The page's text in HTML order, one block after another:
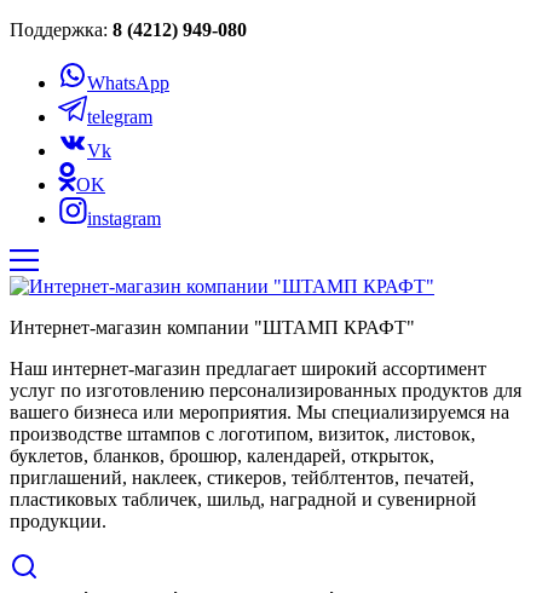
Поддержка: 8 (4212) 949-080
WhatsApp
telegram
Vk
OK
instagram
Интернет-магазин компании "ШТАМП КРАФТ"
Наш интернет-магазин предлагает широкий ассортимент
услуг по изготовлению персонализированных продуктов для
вашего бизнеса или мероприятия. Мы специализируемся на
производстве штампов с логотипом, визиток, листовок,
буклетов, бланков, брошюр, календарей, открыток,
приглашений, наклеек, стикеров, тейблтентов, печатей,
пластиковых табличек, шильд, наградной и сувенирной
продукции.